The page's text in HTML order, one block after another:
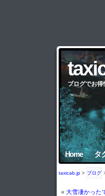
ブログでお得
Home タ
taxicab.jp> ブログ
« 大雪凄かった